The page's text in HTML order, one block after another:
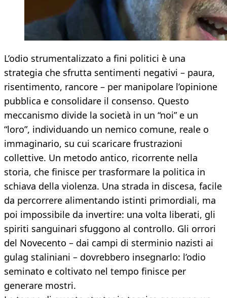
L’odio strumentalizzato a fini politici è una
strategia che sfrutta sentimenti negativi – paura,
risentimento, rancore – per manipolare l’opinione
pubblica e consolidare il consenso. Questo
meccanismo divide la società in un “noi” e un
“loro”, individuando un nemico comune, reale o
immaginario, su cui scaricare frustrazioni
collettive. Un metodo antico, ricorrente nella
storia, che finisce per trasformare la politica in
schiava della violenza. Una strada in discesa, facile
da percorrere alimentando istinti primordiali, ma
poi impossibile da invertire: una volta liberati, gli
spiriti sanguinari sfuggono al controllo. Gli orrori
del Novecento – dai campi di sterminio nazisti ai
gulag staliniani – dovrebbero insegnarlo: l’odio
seminato e coltivato nel tempo finisce per
generare mostri.